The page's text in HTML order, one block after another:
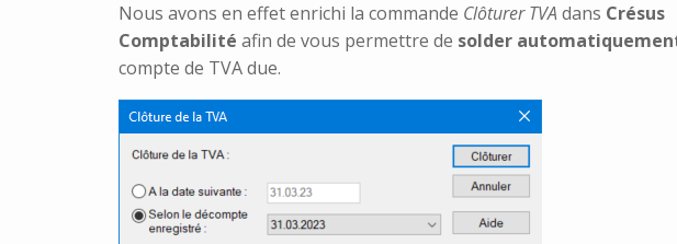
Nous avons en effet enrichi la commande Clôturer TVA dans Crésus
Comptabilité afin de vous permettre de solder
compte de TVA due.